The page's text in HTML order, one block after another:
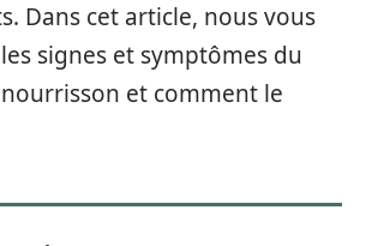
Dans cet article, nous vous
signes et symptômes du
et comment le